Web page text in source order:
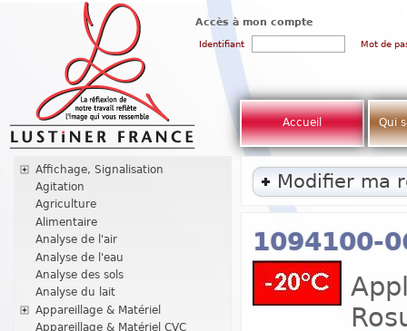
Accès à mon compte
Identifiant Mot de
Accueil Qui
Affichage, Signalisation
Agitation
Agriculture
Alimentaire
Analyse de l'air
Analyse de l'eau
Analyse des sols
Analyse du lait
Appareillage & Matériel
Appareillage & Matériel CVC
Modifier ma
1094100-